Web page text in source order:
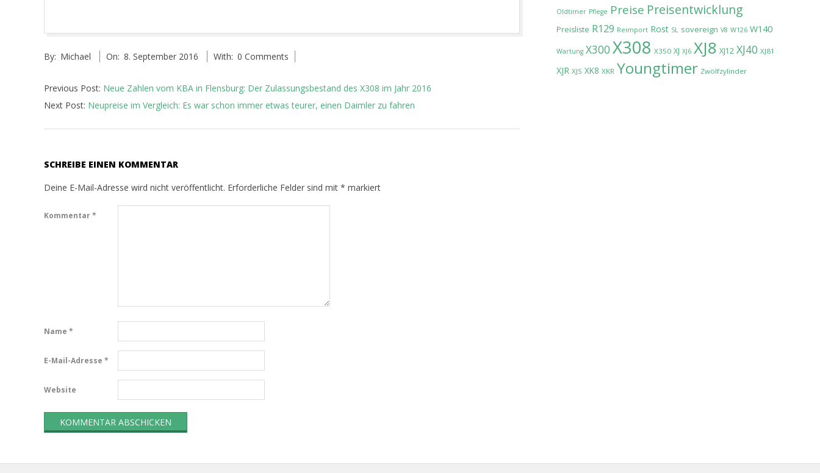
09-
By: Michael On: 8. September 2016 With: 0 Comments
Previous Post: Neue Zahlen vom KBA in Flensburg: Der Zulassungsbestand des X308 im Jahr 2016
Next Post: Neupreise im Vergleich: Es war schon immer etwas teurer, einen Daimler zu fahren
SCHREIBE EINEN KOMMENTAR
Deine E-Mail-Adresse wird nicht veröffentlicht. Erforderliche Felder sind mit * markiert
Kommentar*
Name *
E-Mail-Adresse *
Website
Oldtimer Pflege Preise Preisentwicklung
Preisliste R129 Reimport Rost SL sovereign V8 W126 W140
Wartung X300 X308 X350 XJ XJ6 XJ8 XJ12 XJ40 XJ81
XJR XJS XK8 XKR Youngtimer Zwölfzylinder